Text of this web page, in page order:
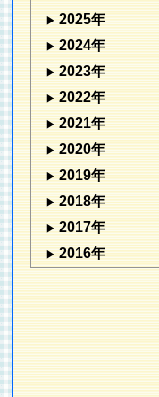
2025年
2024年
2023年
2022年
2021年
2020年
2019年
2018年
2017年
2016年